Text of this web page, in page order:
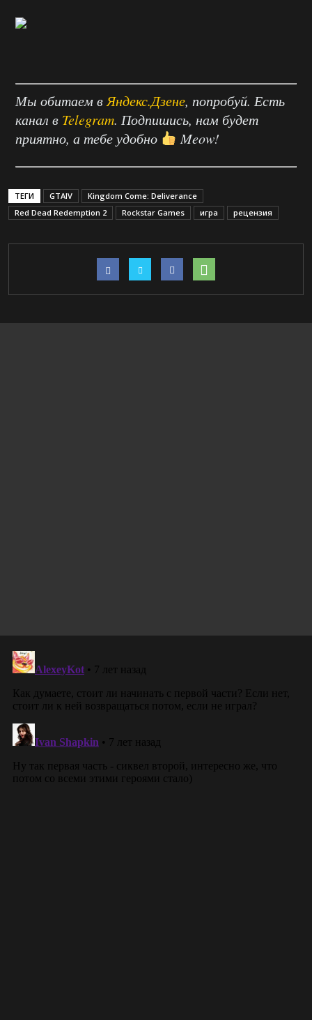
Мы обитаем в Яндекс.Дзене, попробуй. Есть
канал в Telegram. Подпишись, нам будет
приятно, а тебе удобно
Meow!
ТЕГИ GTAIV
Kingdom Come: Deliverance
Red Dead Redemption 2
Rockstar Games игра рецензия